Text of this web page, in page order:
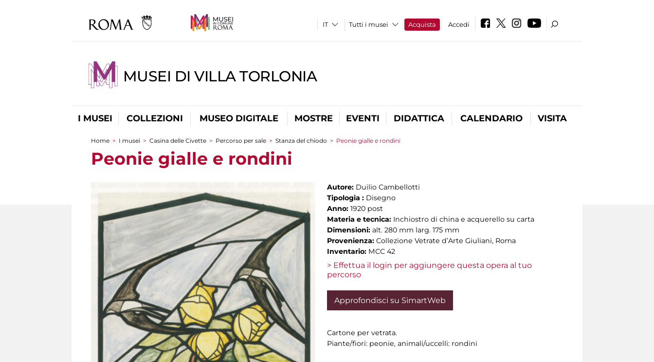
Tutti i musei Acquista Accedi
MUSEI DI VILLA TORLONIA
I MUSEI COLLEZIONI MUSEO DIGITALE MOSTRE EVENTI DIDATTICA CALENDARIO VISITA
Tu sei qui
Home > I musei > Casina delle Civette > Percorso per sale > Stanza del chiodo > Peonie gialle e rondini
Peonie gialle e rondini
Autore: Duilio Cambellotti
Tipologia : Disegno
Anno: 1920 post
Materia e tecnica: Inchiostro di china e acquerello su carta
Dimensioni: alt. 280 mm larg. 175 mm
Provenienza: Collezione Vetrate d’Arte Giuliani, Roma
Inventario: MCC 42
> Effettua il login per aggiungere questa opera al tuo
percorso
Approfondisci su SimartWeb
Cartone per vetrata.
Piante/fiori: peonie, animali/uccelli: rondini